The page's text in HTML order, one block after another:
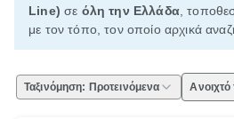
Line) σε όλη την Ελλάδα,
με τον τόπο, τον οποίο αρχικά
Ταξινόμηση: Προτεινόμενα